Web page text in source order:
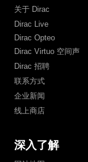
关于 Dirac
Dirac Live
Dirac Opteo
Dirac Virtuo 空间声
Dirac 招聘
联系方式
企业新闻
线上商店
深入了解